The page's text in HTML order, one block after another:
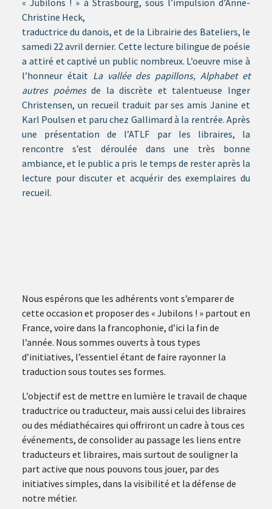
« Jubilons ! » à Strasbourg, sous l’impulsion d’Anne-
Christine Heck,
traductrice du danois, et de la Librairie des Bateliers, le
samedi 22 avril dernier. Cette lecture bilingue de poésie
a attiré et captivé un public nombreux. L’oeuvre mise à
l’honneur était La vallée des papillons, Alphabet et
autres poèmesde la discrète et talentueuse Inger
Christensen, un recueil traduit par ses amis Janine et
Karl Poulsen et paru chez Gallimard à la rentrée. Après
une présentation de l’ATLF par les libraires, la
rencontre s’est déroulée dans une très bonne
ambiance, et le public a pris le temps de rester après la
lecture pour discuter et acquérir des exemplaires du
recueil.
Nous espérons que les adhérents vont s’emparer de
cette occasion et proposer des « Jubilons ! » partout en
France, voire dans la francophonie, d’ici la fin de
l’année. Nous sommes ouverts à tous types
d’initiatives, l’essentiel étant de faire rayonner la
traduction sous toutes ses formes.
L’objectif est de mettre en lumière le travail de chaque
traductrice ou traducteur, mais aussi celui des libraires
ou des médiathécaires qui offriront un cadre à tous ces
événements, de consolider au passage les liens entre
traducteurs et libraires, mais surtout de souligner la
part active que nous pouvons tous jouer, par des
initiatives simples, dans la visibilité et la défense de
notre métier.